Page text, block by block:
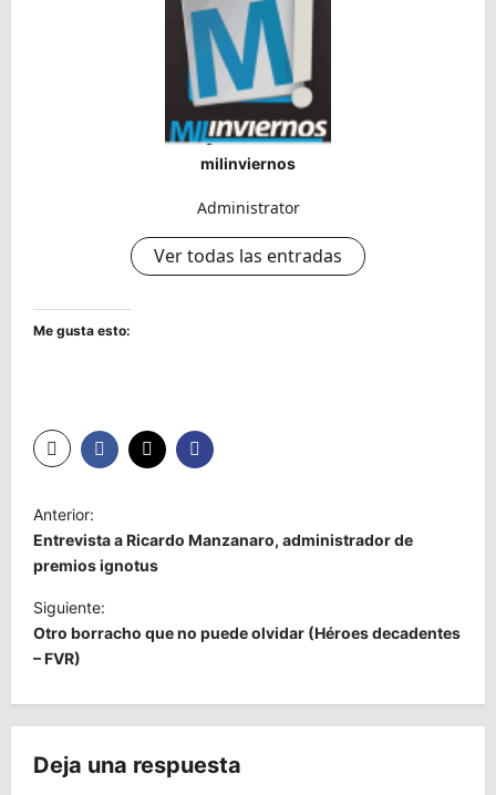
milinviernos
Administrator
Ver todas las entradas
Me gusta esto:
N
a
v
e
g
a
c
ó
Anterior:
Entrevista a Ricardo Manzanaro, administrador de
premios ignotus
Siguiente:
Otro borracho que no puede olvidar (Héroes decadentes
– FVR)
Deja una respuesta